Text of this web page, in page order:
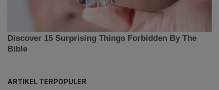
ARTIKEL TERPOPULER